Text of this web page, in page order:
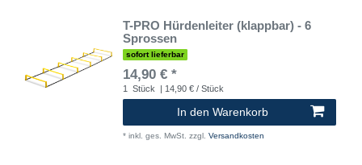
T-PRO Hürdenleiter (klappbar) - 6
Sprossen
sofort lieferbar
14,90 € *
1 Stück | 14,90 € / Stück
In den Warenkorb
* inkl. ges. MwSt. zzgl. Versandkosten